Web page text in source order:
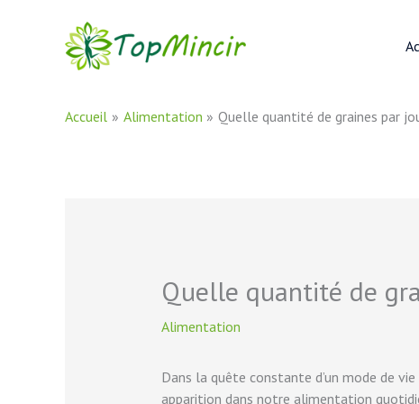
Accueil Alimentation Quelle quantité de graines par
Quelle quantité de
Alimentation
Dans la quête constante d’un mode de
apparition dans notre alimentation